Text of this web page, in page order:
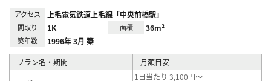
アクセス 上毛電気鉄道上毛線「中央前橋駅」
間取り 1K 面積 36m²
築年数 1996年 3月 築
プラン名・期間 月額目安
1日当たり 3,100円～